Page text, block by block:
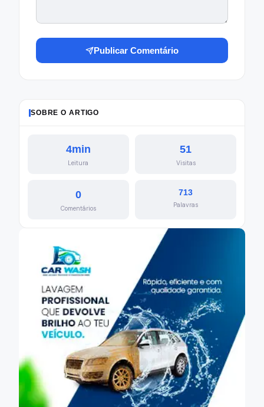
Publicar Comentário
SOBRE O ARTIGO
4min
Leitura
51
Visitas
0
Comentários
713
Palavras